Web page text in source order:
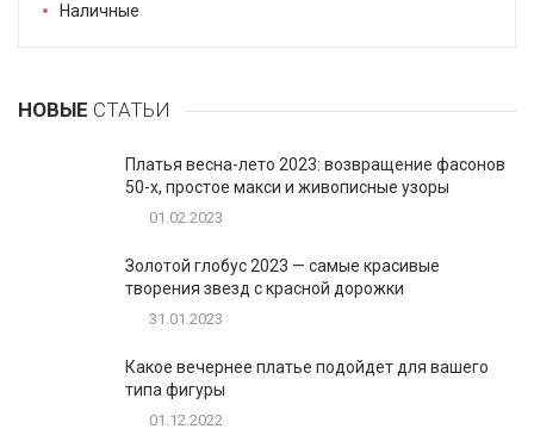
Наличные
НОВЫЕ СТАТЬИ
Платья весна-лето 2023: возвращение фасонов
50-х, простое макси и живописные узоры
01.02.2023
Золотой глобус 2023 — самые красивые
творения звезд с красной дорожки
31.01.2023
Какое вечернее платье подойдет для вашего
типа фигуры
01.12.2022